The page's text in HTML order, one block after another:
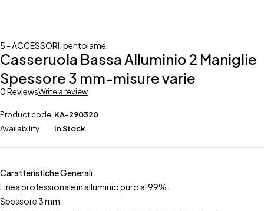
5 - ACCESSORI pentolame
Casseruola Bassa Alluminio 2 Maniglie
Spessore 3 mm-misure varie
0 ReviewsWrite a review
Product code KA-290320
Availability
In Stock
Caratteristiche Generali
Linea professionale in alluminio puro al 99%.
Spessore 3 mm